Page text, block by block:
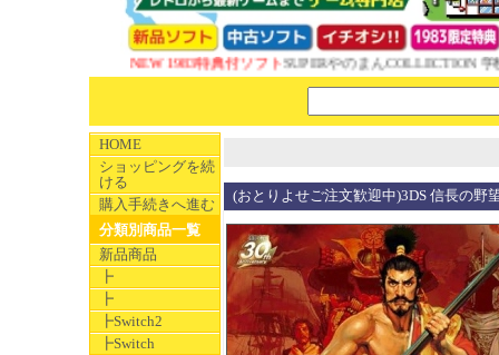
NEW 1983特典付ソフトSUPERやのまんCOLLECTION 学校
HOME
ショッピングを続
ける
購入手続きへ進む
分類別商品一覧
新品商品
┣
┣
┣Switch2
┣Switch
(おとりよせご注文歓迎中)3DS 信長の野